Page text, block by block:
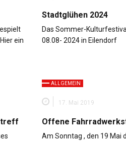
ein
Stadtglühen 2024
Das Sommer-
08.08- 2024 in Eilendorf
ALLGEMEIN
17. Mai 2019
Offene
Am Sonntag , den 19 Mai